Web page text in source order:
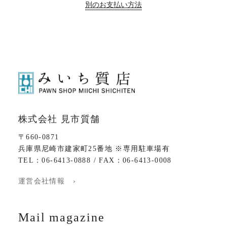
別のお支払い方法
株式会社 見市質舗
〒660-0871
兵庫県尼崎市建家町25番地 ※専用駐車場有
TEL：06-6413-0888 / FAX：06-6413-0008
運営会社情報 ›
Mail magazine